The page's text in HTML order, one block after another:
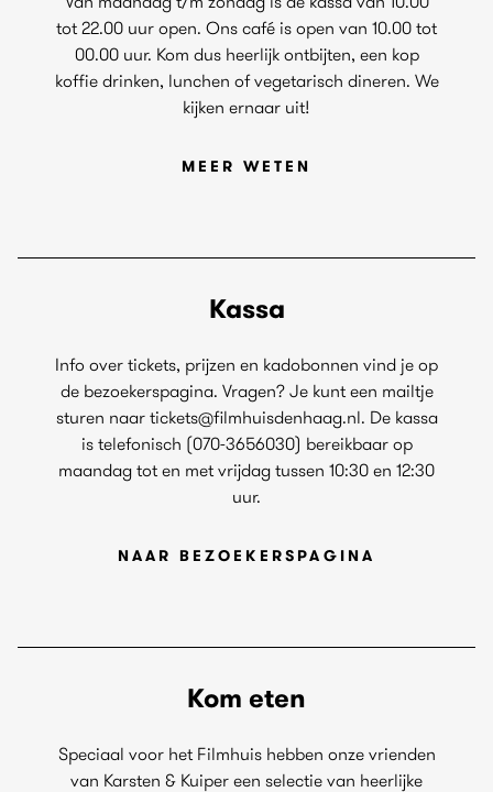
tot 22.00 uur open. Ons café is open van 10.00 tot
00.00 uur. Kom dus heerlijk ontbijten, een kop
koffie drinken, lunchen of vegetarisch dineren. We
kijken ernaar uit!
MEER WETEN
Kassa
Info over tickets, prijzen en kadobonnen vind je op
de bezoekerspagina. Vragen? Je kunt een mailtje
sturen naar tickets@filmhuisdenhaag.nl. De kassa
is telefonisch (070-3656030) bereikbaar op
maandag tot en met vrijdag tussen 10:30 en 12:30
uur.
NAAR BEZOEKERSPAGINA
Kom eten
Speciaal voor het Filmhuis hebben onze vrienden
van Karsten & Kuiper een selectie van heerlijke